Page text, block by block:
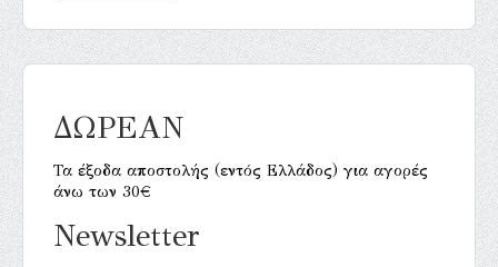
ΔΩΡΕΑΝ
Τα έξοδα αποστολής (εντός Ελλάδος) για αγορές
άνω των 30€
Newsletter